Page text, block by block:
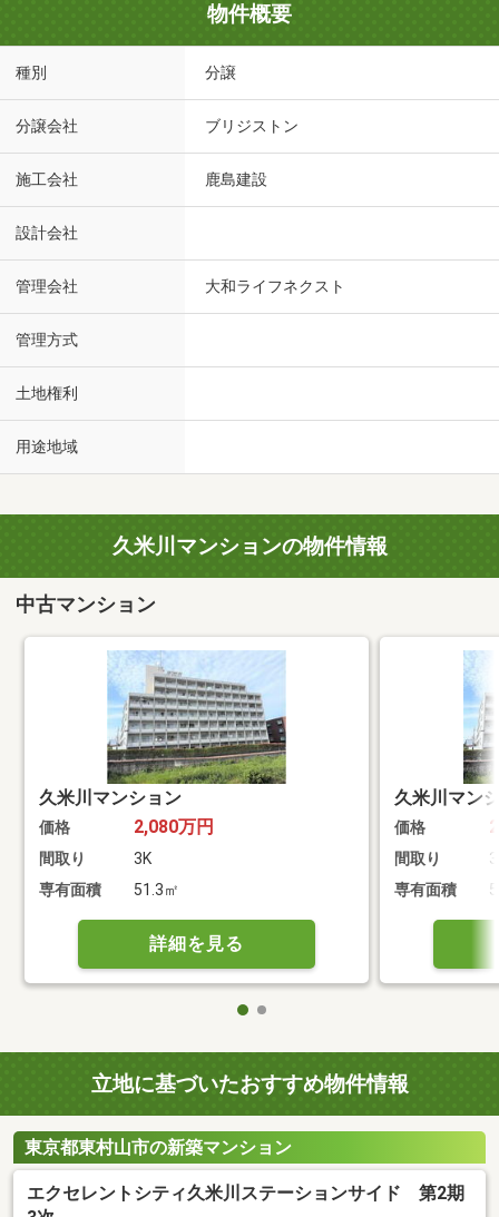
物件概要
種別 分譲
分譲会社 ブリジストン
施工会社 鹿島建設
設計会社
管理会社 大和ライフネクスト
管理方式
土地権利
用途地域
久米川マンションの物件情報
中古マンション
久米川マンション
価格 2,080万円
間取り
3K
専有面積
51.3㎡
詳細を見る
久米川マン
価格
間取り
専有面積
立地に基づいたおすすめ物件情報
東京都東村山市の新築マンション
エクセレントシティ久米川ステーションサイド 第2期